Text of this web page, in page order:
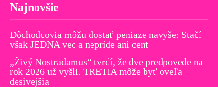
Najnovšie
Dôchodcovia môžu dostať peniaze navyše: Stačí
však JEDNA vec a nepríde ani cent
„Živý Nostradamus“ tvrdí, že dve predpovede na
rok 2026 už vyšli. TRETIA môže byť oveľa
desivejšia